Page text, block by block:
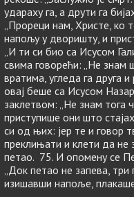
удараху га, а друти га
„Прореци нам, Христе, ко
напољу у дворишту, и
„И ти си био са Исусом
свима говорећи: „Не знам
вратима, угледа га друга
овај беше са Исусом
заклетвом: „Не знам тога
приступише они што
си од њих: јер те и говор
преклињати и клети да не
петао. 75. И опомену се
„Док петао не запева,
изишавши напоље,